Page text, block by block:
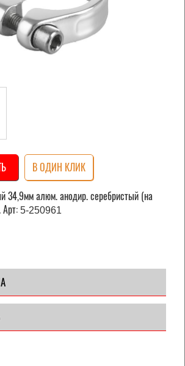
В ОДИН КЛИК
34,9мм алюм. анодир. серебристый (на
Арт: 5-250961